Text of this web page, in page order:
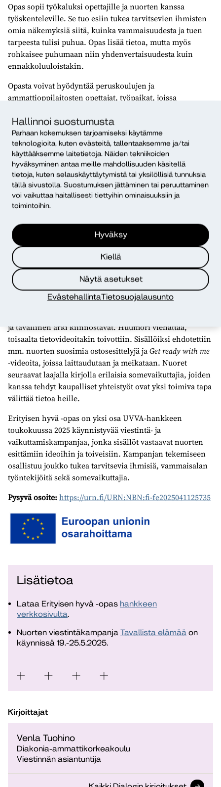
Hallinnoi suostumusta
Parhaan kokemuksen tarjoamiseksi käytämme
teknologioita, kuten evästeitä, tallentaaksemme ja/tai
käyttääksemme laitetietoja. Näiden tekniikoiden
hyväksyminen antaa meille mahdollisuuden käsitellä
tietoja, kuten selauskäyttäytymistä tai yksilöllisiä tunnuksia
tällä sivustolla. Suostumuksen jättäminen tai peruuttaminen
voi vaikuttaa haitallisesti tiettyihin ominaisuuksiin ja
toimintoihin.
Hyväksy
Kiellä
Näytä asetukset
EvästehallintaTietosuojalausunto
Opas sopii työkaluksi opettajille ja nuorten kanssa
työskenteleville. Se tuo esiin tukea tarvitsevien ihmisten
omia näkemyksiä siitä, kuinka vammaisuudesta ja tuen
tarpeesta tulisi puhua. Opas lisää tietoa, mutta myös
rohkaisee puhumaan niin yhdenvertaisuudesta kuin
ennakkoluuloistakin.
Opasta voivat hyödyntää peruskoulujen ja
ammattioppilaitosten opettajat, työpaikat, joissa
haluavat edistää yhdenvertaisuutta. Sisältö on suunnattu
erityisesti nuorille ja aikuisille, mutta sitä voi hyödyntää
tukena keskusteluissa myös nuorempien lasten kanssa.
TikTok-videot mukaan
tiedonvälitykseen
Koulujen kautta tavoitetaan hyvin nuoria, mutta
onnistunut viestintä ei tapahdu pelkästään aikuisten
johdolla. Nuoret haluavat kuulla toisten nuorten ajatuksia
ja kokemuksia. Hankkeen tiedonkeruun perusteella
nuorten suosimia somekanavia ovat TikTok, Snapchat,
Instagram ja Youtube. Mieluisin sisältömuoto on video,
mitä lyhyempi sitä parempi, mikä puoltaa formaateista
juuri TikTokia.
Vammaiselta nuorelta toiselle nuorelle kerrottu kokemus
ja tavallinen arki kiinnostavat. Huumori viehättää,
toisaalta tietovideoitakin toivottiin. Sisällöiksi ehdotettiin
mm. nuorten suosimia ostosesittelyjä jaGet ready with me
-videoita, joissa laittaudutaan ja meikataan. Nuoret
seuraavat laajalla kirjolla erilaisia somevaikuttajia, joiden
kanssa tehdyt kaupalliset yhteistyöt ovat yksi toimiva tapa
välittää tietoa heille.
Erityisen hyvä -opas on yksi osa UVVA-hankkeen
toukokuussa 2025 käynnistyvää viestintä- ja
vaikuttamiskampanjaa, jonka sisällöt vastaavat nuorten
esittämiin ideoihin ja toiveisiin. Kampanjan tekemiseen
osallistuu joukko tukea tarvitsevia ihmisiä, vammaisalan
työntekijöitä sekä somevaikuttajia.
Pysyvä osoite:https://urn.fi/URN:NBN:fi-fe2025041125735
Lisätietoa
Lataa Erityisen hyvä -opas hankkeen
verkkosivulta.
Nuorten viestintäkampanja Tavallista elämää on
käynnissä 19.-25.5.2025.
Kirjoittajat
Venla Tuohino
Diakonia-ammattikorkeakoulu
Viestinnän asiantuntija